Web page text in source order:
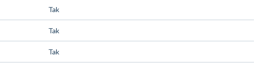
Tak
Tak
Tak